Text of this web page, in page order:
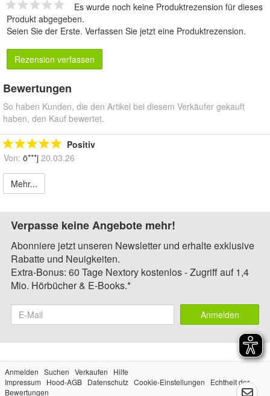
Es wurde noch keine Produktrezension für dieses
Produkt abgegeben.
Seien Sie der Erste. Verfassen Sie jetzt eine Produktrezension.
Rezension verfassen
Bewertungen
So haben Kunden, die den Artikel bei diesem Verkäufer gekauft
haben, den Kauf bewertet.
Positiv
Von: ö***j 20.03.26
Mehr...
Verpasse keine Angebote mehr!
Abonniere jetzt unseren Newsletter und erhalte exklusive
Rabatte und Neuigkeiten.
Extra-Bonus: 60 Tage Nextory kostenlos - Zugriff auf 1,4
Mio. Hörbücher & E-Books.*
Anmelden
Anmelden Suchen Verkaufen
Hilfe
Impressum
Hood-AGB Datenschutz Cookie-Einstellungen
Echtheit der
Bewertungen